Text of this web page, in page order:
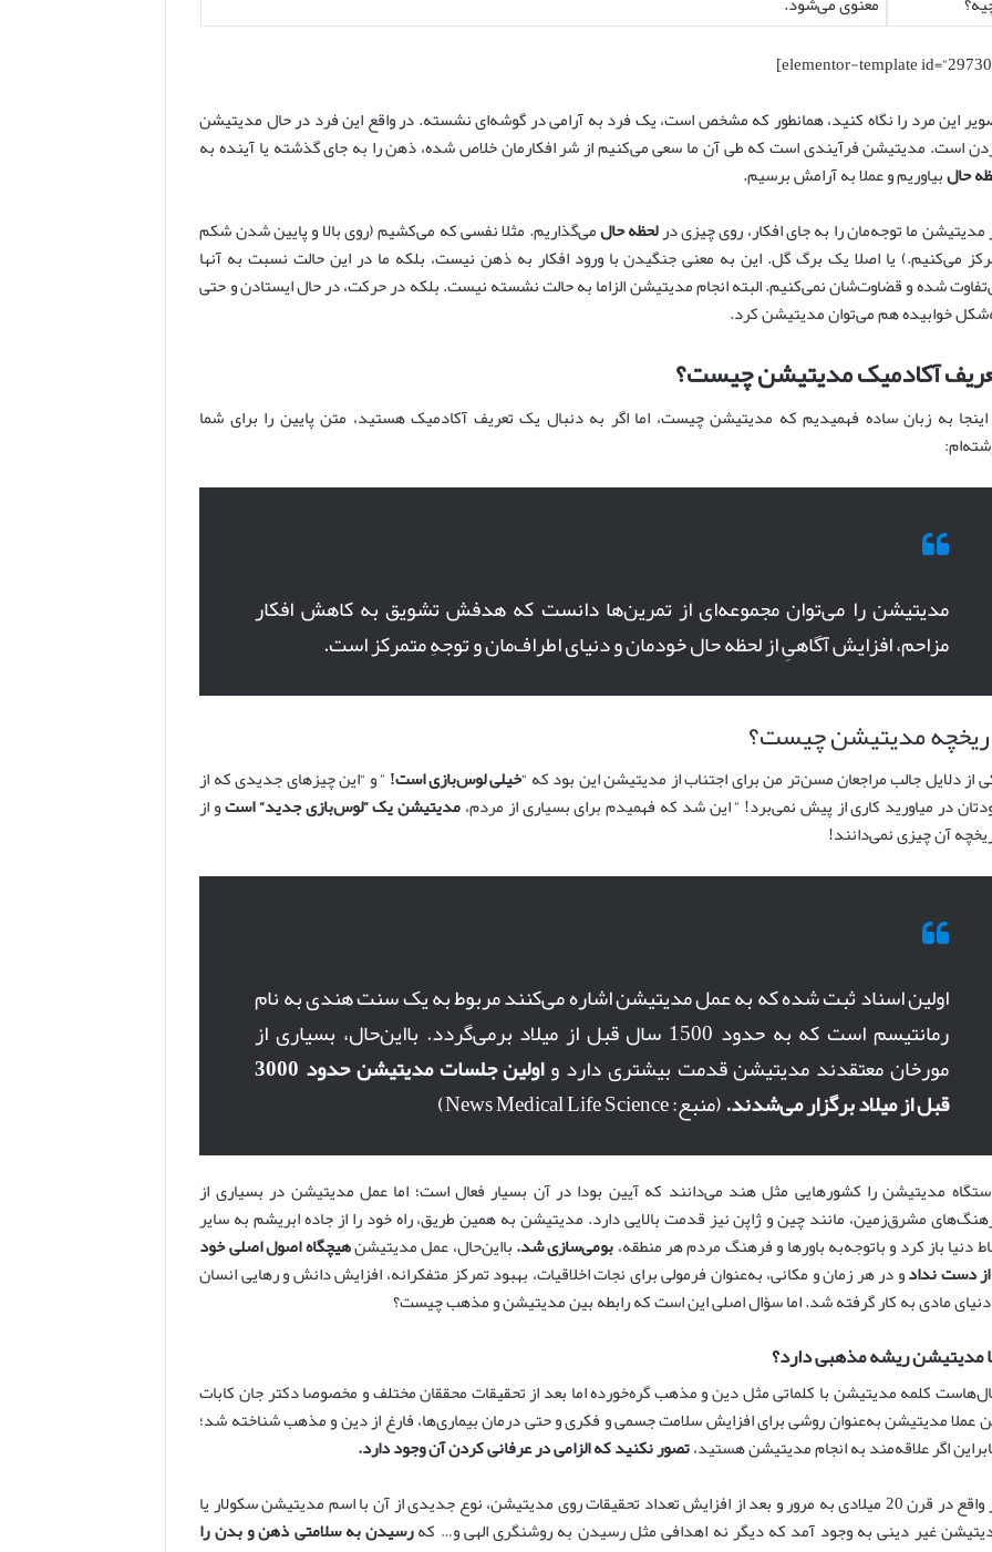
این مرد را نگاه کنید، همانطور که مشخص است، یک فرد به آرامی در گوشه‌ای نشسته. در واقع این فرد در حال مدیتیشن
است. مدیتیشن فرآیندی است که طی آن ما سعی می‌کنیم از شر افکارمان خلاص شده، ذهن را به جای گذشته یا آینده به
حالبیاوریم و عملا به آرامش برسیم.
مدیتیشن ما توجه‌مان را به جای افکار، روی چیزی درلحظه حالمی‌گذاریم. مثلا نفسی که می‌کشیم (روی بالا و پایین شدن شکم
می‌کنیم.) یا اصلا یک برگ گل. این به معنی جنگیدن با ورود افکار به ذهن نیست، بلکه ما در این حالت نسبت به آنها
شده و قضاوت‌شان نمی‌کنیم. البته انجام مدیتیشن الزاما به حالت نشسته نیست. بلکه در حرکت، در حال ایستادن و حتی
خوابیده هم می‌توان مدیتیشن کرد.
آکادمیک مدیتیشن چیست؟
اینجا به زبان ساده فهمیدیم که مدیتیشن چیست، اما اگر به دنبال یک تعریف آکادمیک هستید، متن پایین را برای شما
مدیتیشن را می‌توان مجموعه‌ای از تمرین‌ها دانست که هدفش تشویق به کاهش افکار
مزاحم، افزایش آگاهیِ از لحظه حال خودمان و دنیای اطراف‌مان و توجهِ متمرکز است.
مدیتیشن چیست؟
از دلایل جالب مراجعان مسن‌تر من برای اجتناب از مدیتیشن این بود که “خیلی لوس‌بازی است! ” و “این چیزهای جدیدی که از
در میاورید کاری از پیش نمی‌برد! ” این شد که فهمیدم برای بسیاری از مردم،مدیتیشن یک“لوس‌بازی جدید“استو از
آن چیزی نمی‌دانند!
اولین اسناد ثبت شده که به عمل مدیتیشن اشاره می‌کنند مربوط به یک سنت هندی به نام
رمانتیسم است که به حدود 1500 سال قبل از میلاد برمی‌گردد. بااین‌حال، بسیاری از
مورخان معتقدند مدیتیشن قدمت بیشتری دارد و
اولین جلسات مدیتیشن حدود 3000
قبل از میلاد برگزار می‌شدند.(منبع: News Medical Life Science)
مدیتیشن را کشورهایی مثل هند می‌دانند که آیین بودا در آن بسیار فعال است؛ اما عمل مدیتیشن در بسیاری از
مشرق‌زمین، مانند چین و ژاپن نیز قدمت بالایی دارد. مدیتیشن به همین طریق، راه خود را از جاده ابریشم به سایر
دنیا باز کرد و باتوجه‌به باورها و فرهنگ مردم هر منطقه،بومی‌سازی شد.بااین‌حال، عمل مدیتیشنهیچگاه اصول اصلی خود
از دست ندادو در هر زمان و مکانی، به‌عنوان فرمولی برای نجات اخلاقیات، بهبود تمرکز متفکرانه، افزایش دانش و رهایی انسان
دنیای مادی به کار گرفته شد. اما سؤال اصلی این است که رابطه بین مدیتیشن و مذهب چیست؟
مدیتیشن ریشه مذهبی دارد؟
کلمه مدیتیشن با کلماتی مثل دین و مذهب گره‌خورده اما بعد از تحقیقات محققان مختلف و مخصوصا دکتر جان کابات
عملا مدیتیشن به‌عنوان روشی برای افزایش سلامت جسمی و فکری و حتی درمان بیماری‌ها، فارغ از دین و مذهب شناخته شد؛
اگر علاقه‌مند به انجام مدیتیشن هستید،تصور نکنید که الزامی در عرفانی کردن آن وجود دارد.
در واقع در قرن 20 میلادی به مرور و بعد از افزایش تعداد تحقیقات روی مدیتیشن، نوع جدیدی از آن با اسم مدیتیشن سکولار یا
غیر دینی به وجود آمد که دیگر نه اهدافی مثل رسیدن به روشنگری الهی و… کهرسیدن به سلامتی ذهن و بدن را